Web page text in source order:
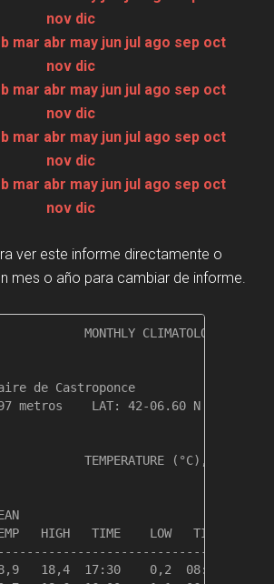
nov dic
mar abr may jun jul ago sep oct
nov dic
mar abr may jun jul ago sep oct
nov dic
mar abr may jun jul ago sep oct
nov dic
mar abr may jun jul ago sep oct
nov dic
ver este informe directamente o
mes o año para cambiar de informe.
MONTHLY CLIMATOLOGICAL
Maire de Castroponce
metros    LAT: 42-06.60 N    LONG:
TEMPERATURE (°C), RAIN
HIGH   TIME    LOW   TIME
18,4  17:30    0,2  08:30